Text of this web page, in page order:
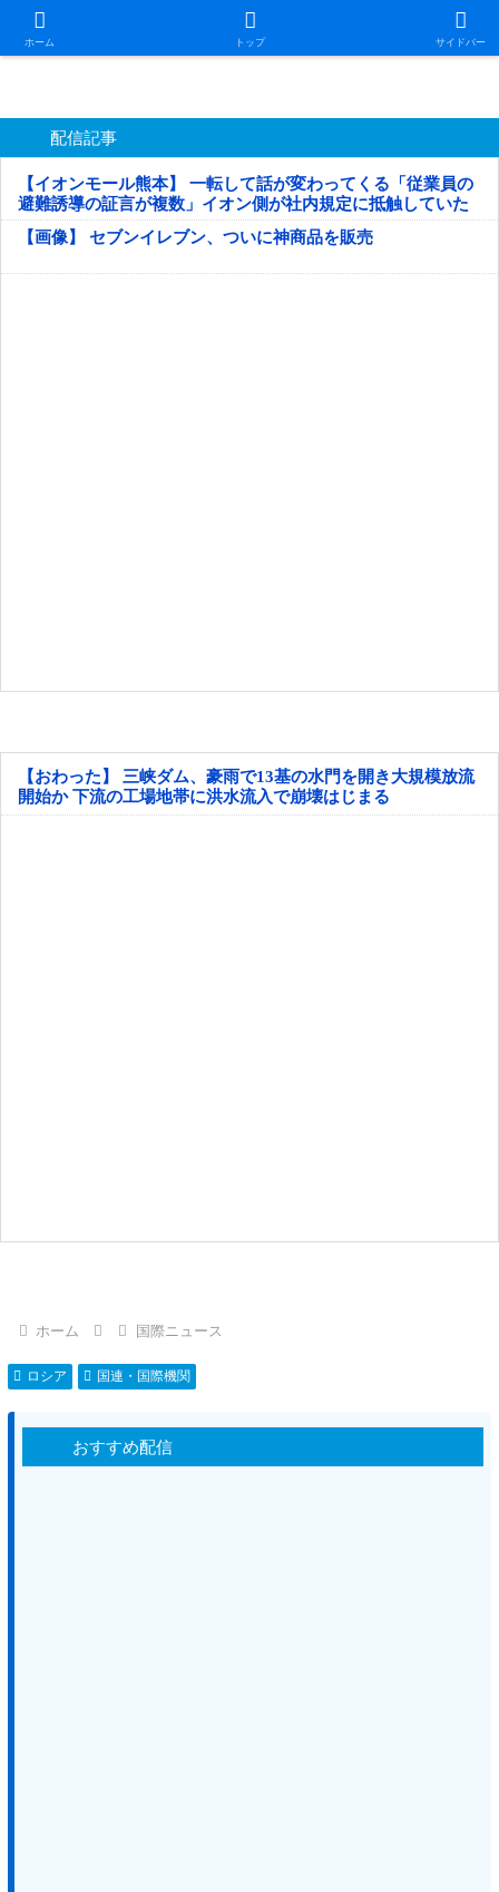
ホーム トップ サイドバー
日本第一！ニュース録
配信記事
【イオンモール熊本】 一転して話が変わってくる「従業員の
避難誘導の証言が複数」イオン側が社内規定に抵触していた
疑い
【画像】 セブンイレブン、ついに神商品を販売
【おわった】 三峡ダム、豪雨で13基の水門を開き大規模放流
開始か 下流の工場地帯に洪水流入で崩壊はじまる
ホーム 国際ニュース
ロシア 国連・国際機関
おすすめ配信